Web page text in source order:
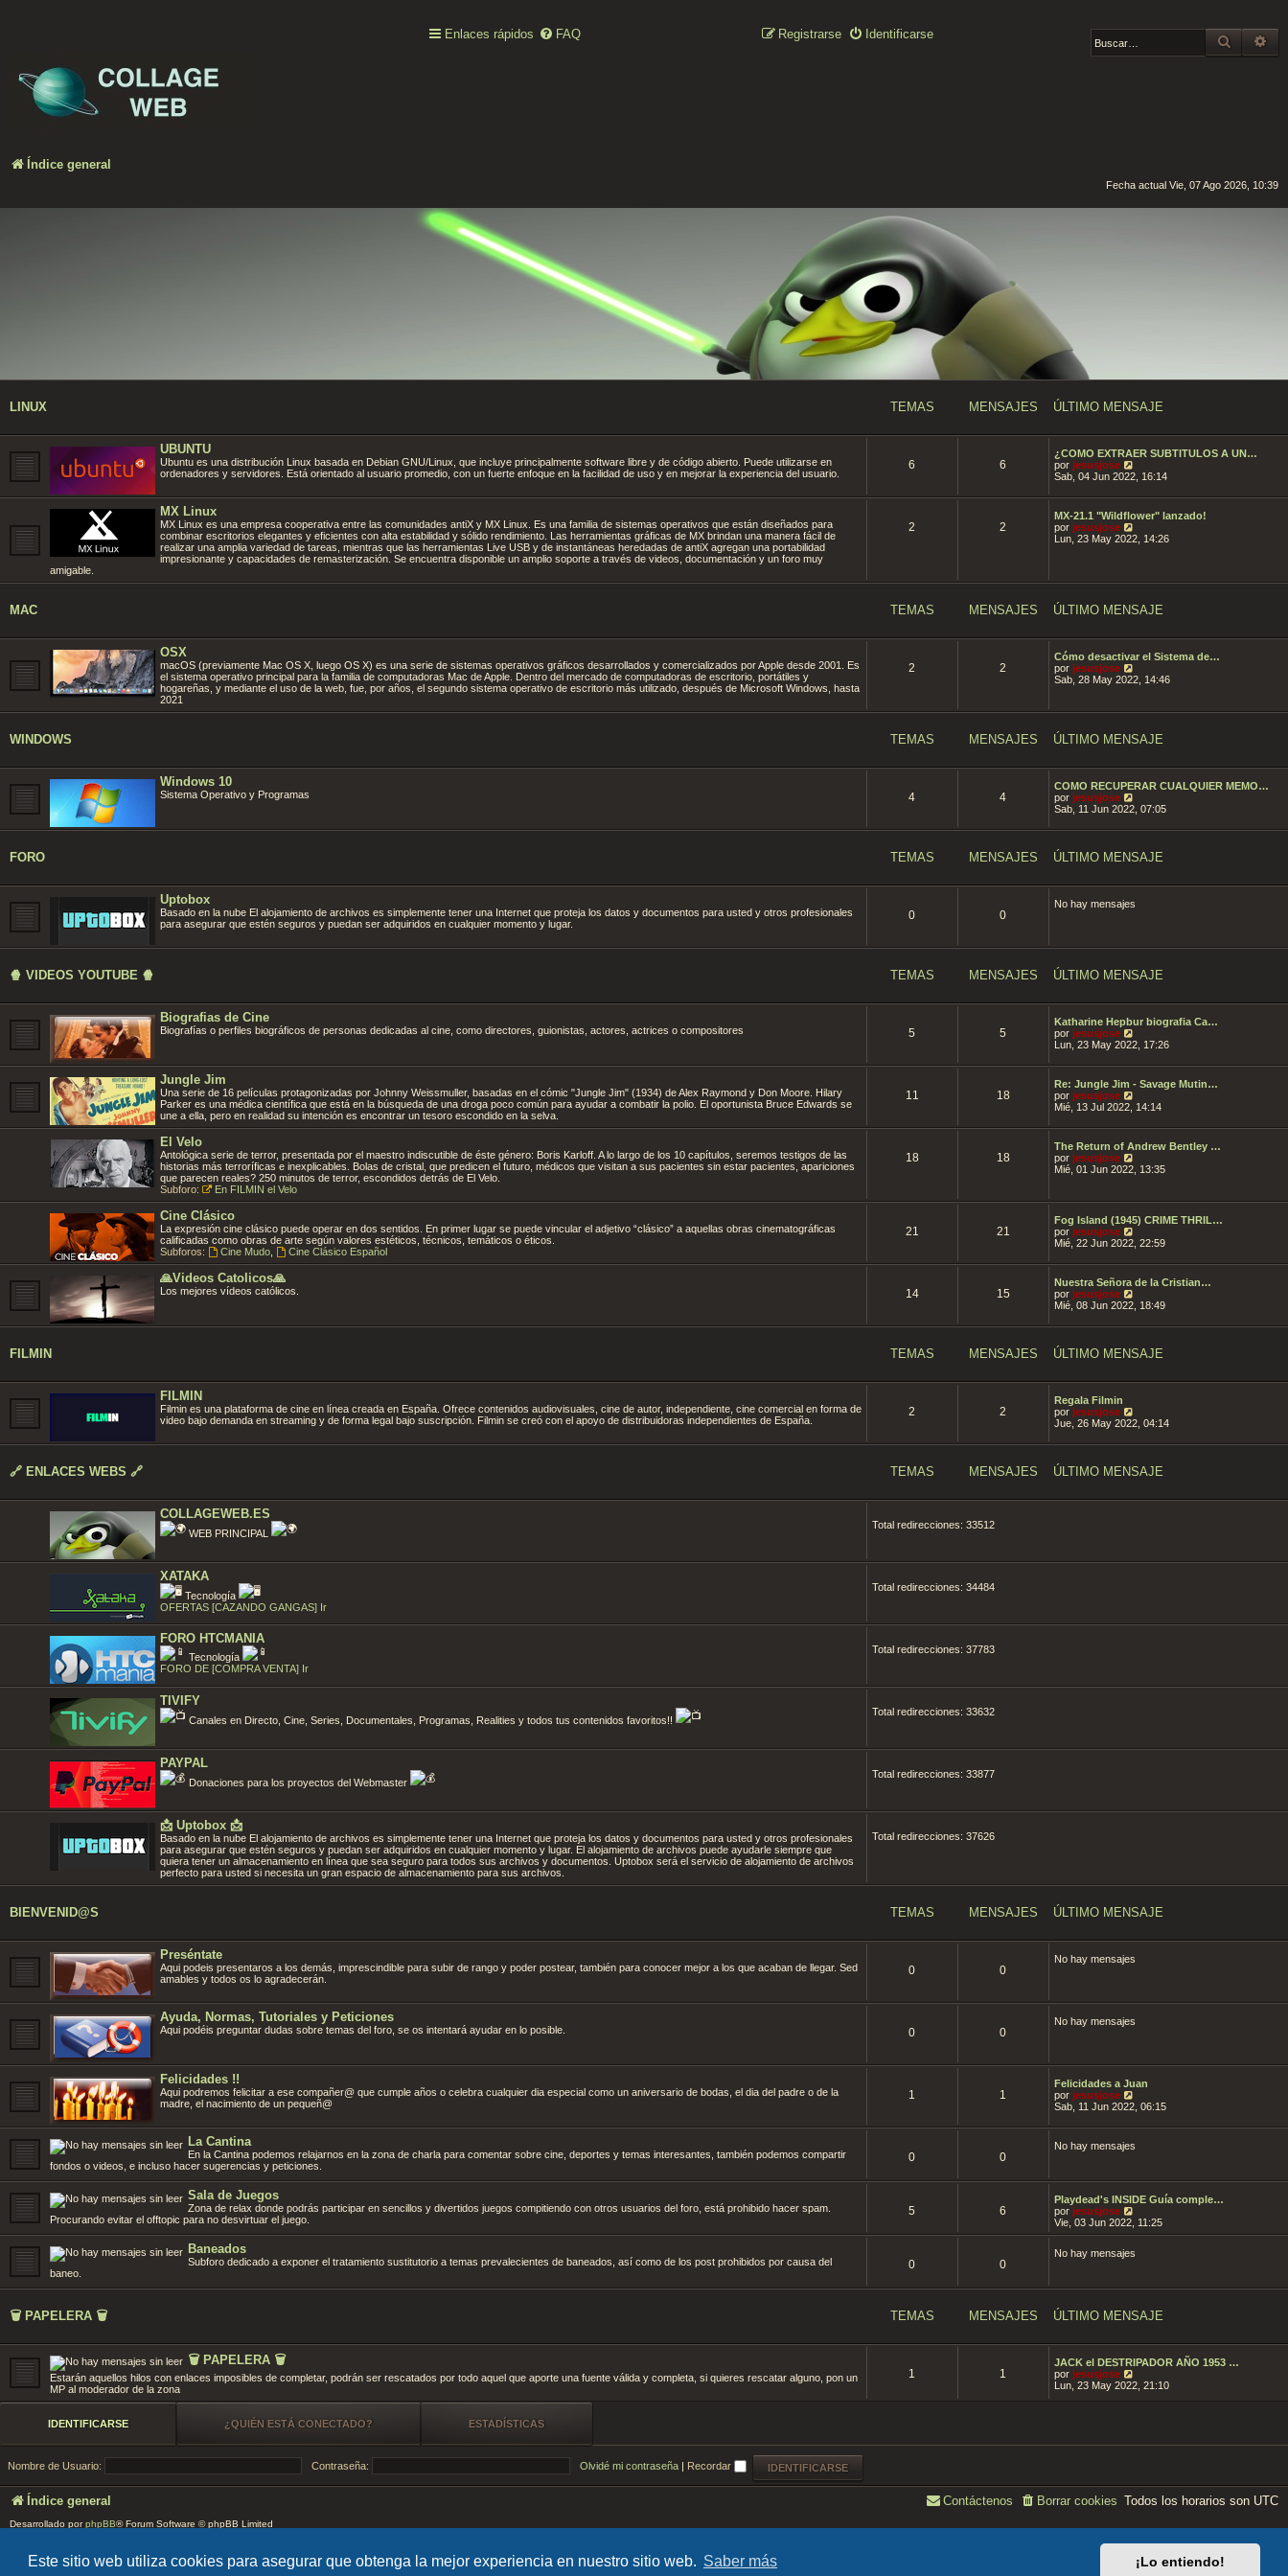
Este sitio web utiliza cookies para asegurar que obtenga la mejor experiencia en nuestro sitio web. Saber más ¡Lo entiendo!
Enlaces rápidos FAQ Identificarse
Registrarse BUSCAR
Índice general
Fecha actual Vie, 07 Ago 2026, 10:39
LINUX TEMAS MENSAJES ÚLTIMO MENSAJE
UBUNTU
Ubuntu es una distribución Linux basada en Debian GNU/Linux, que incluye principalmente software libre y de código abierto. Puede utilizarse en
ordenadores y servidores. Está orientado al usuario promedio, con un fuerte enfoque en la facilidad de uso y en mejorar la experiencia del usuario.
6 6
¿COMO EXTRAER SUBTITULOS A UN…
por jesusjose
e
ú
t
i
m
a
e
Sab, 04 Jun 2022, 16:14
MX Linux
MX Linux es una empresa cooperativa entre las comunidades antiX y MX Linux. Es una familia de sistemas operativos que están diseñados para
combinar escritorios elegantes y eficientes con alta estabilidad y sólido rendimiento. Las herramientas gráficas de MX brindan una manera fácil de
realizar una amplia variedad de tareas, mientras que las herramientas Live USB y de instantáneas heredadas de antiX agregan una portabilidad
impresionante y capacidades de remasterización. Se encuentra disponible un amplio soporte a través de videos, documentación y un foro muy
amigable.
2 2
MX-21.1 "Wildflower" lanzado!
por jesusjose
e
t
m
o
e
n
s
a
j
Lun, 23 May 2022, 14:26
MAC TEMAS MENSAJES ÚLTIMO MENSAJE
OSX
macOS (previamente Mac OS X, luego OS X) es una serie de sistemas operativos gráficos desarrollados y comercializados por Apple desde 2001. Es
el sistema operativo principal para la familia de computadoras Mac de Apple. Dentro del mercado de computadoras de escritorio, portátiles y
hogareñas, y mediante el uso de la web, fue, por años, el segundo sistema operativo de escritorio más utilizado, después de Microsoft Windows, hasta
2021
2 2
Cómo desactivar el Sistema de…
por jesusjose
e
l
i
m
m
e
n
s
a
j
Sab, 28 May 2022, 14:46
WINDOWS TEMAS MENSAJES ÚLTIMO MENSAJE
Windows 10
Sistema Operativo y Programas 4 4
COMO RECUPERAR CUALQUIER MEMO…
por jesusjose
e
ú
t
i
o
m
e
a
e
Sab, 11 Jun 2022, 07:05
FORO TEMAS MENSAJES ÚLTIMO MENSAJE
Uptobox
Basado en la nube El alojamiento de archivos es simplemente tener una Internet que proteja los datos y documentos para usted y otros profesionales
para asegurar que estén seguros y puedan ser adquiridos en cualquier momento y lugar.
0 0
No hay mensajes
🍿 VIDEOS YOUTUBE 🍿 TEMAS MENSAJES ÚLTIMO MENSAJE
Biografias de Cine
Biografías o perfiles biográficos de personas dedicadas al cine, como directores, guionistas, actores, actrices o compositores 5 5
Katharine Hepbur biografia Ca…
por jesusjose
e
ú
t
m
e
s
e
Lun, 23 May 2022, 17:26
Jungle Jim
Una serie de 16 películas protagonizadas por Johnny Weissmuller, basadas en el cómic "Jungle Jim" (1934) de Alex Raymond y Don Moore. Hilary
Parker es una médica científica que está en la búsqueda de una droga poco común para ayudar a combatir la polio. El oportunista Bruce Edwards se
une a ella, pero en realidad su intención es encontrar un tesoro escondido en la selva.
11 18
Re: Jungle Jim - Savage Mutin…
por jesusjose
e
ú
t
m
n
a
e
Mié, 13 Jul 2022, 14:14
El Velo
Antológica serie de terror, presentada por el maestro indiscutible de éste género: Boris Karloff. A lo largo de los 10 capítulos, seremos testigos de las
historias más terroríficas e inexplicables. Bolas de cristal, que predicen el futuro, médicos que visitan a sus pacientes sin estar pacientes, apariciones
que parecen reales? 250 minutos de terror, escondidos detrás de El Velo.
Subforo:
En FILMIN el Velo
18 18
The Return of Andrew Bentley …
por jesusjose
l
t
i
m
o
n
a
e
Mié, 01 Jun 2022, 13:35
Cine Clásico
La expresión cine clásico puede operar en dos sentidos. En primer lugar se puede vincular el adjetivo “clásico” a aquellas obras cinematográficas
calificadas como obras de arte según valores estéticos, técnicos, temáticos o éticos.
Subforos:
Cine Mudo, Cine Clásico Español
21 21
Fog Island (1945) CRIME THRIL…
por jesusjose
e
ú
t
m
n
a
Mié, 22 Jun 2022, 22:59
🙏Videos Catolicos🙏
Los mejores vídeos católicos. 14 15
Nuestra Señora de la Cristian…
por jesusjose
ú
t
i
o
n
s
a
e
Mié, 08 Jun 2022, 18:49
FILMIN TEMAS MENSAJES ÚLTIMO MENSAJE
FILMIN
Filmin es una plataforma de cine en línea creada en España. Ofrece contenidos audiovisuales, cine de autor, independiente, cine comercial en forma de
video bajo demanda en streaming y de forma legal bajo suscripción. Filmin se creó con el apoyo de distribuidoras independientes de España.
2 2
Regala Filmin
por jesusjose
e
ú
t
i
o
a
Jue, 26 May 2022, 04:14
🔗 ENLACES WEBS 🔗 TEMAS MENSAJES ÚLTIMO MENSAJE
COLLAGEWEB.ES
WEB PRINCIPAL
Total redirecciones: 33512
XATAKA
Tecnología
OFERTAS [CAZANDO GANGAS] Ir
Total redirecciones: 34484
FORO HTCMANIA
Tecnología
FORO DE [COMPRA VENTA] Ir
Total redirecciones: 37783
TIVIFY
Canales en Directo, Cine, Series, Documentales, Programas, Realities y todos tus contenidos favoritos!!
Total redirecciones: 33632
PAYPAL
Donaciones para los proyectos del Webmaster
Total redirecciones: 33877
📩 Uptobox 📩
Basado en la nube El alojamiento de archivos es simplemente tener una Internet que proteja los datos y documentos para usted y otros profesionales
para asegurar que estén seguros y puedan ser adquiridos en cualquier momento y lugar. El alojamiento de archivos puede ayudarle siempre que
quiera tener un almacenamiento en línea que sea seguro para todos sus archivos y documentos. Uptobox será el servicio de alojamiento de archivos
perfecto para usted si necesita un gran espacio de almacenamiento para sus archivos.
Total redirecciones: 37626
BIENVENID@S TEMAS MENSAJES ÚLTIMO MENSAJE
Preséntate
Aqui podeis presentaros a los demás, imprescindible para subir de rango y poder postear, también para conocer mejor a los que acaban de llegar. Sed
amables y todos os lo agradecerán.
0 0
No hay mensajes
Ayuda, Normas, Tutoriales y Peticiones
Aqui podéis preguntar dudas sobre temas del foro, se os intentará ayudar en lo posible. 0 0
No hay mensajes
Felicidades !!
Aqui podremos felicitar a ese compañer@ que cumple años o celebra cualquier dia especial como un aniversario de bodas, el dia del padre o de la
madre, el nacimiento de un pequeñ@
1 1
Felicidades a Juan
por jesusjose
e
ú
t
o
m
n
j
Sab, 11 Jun 2022, 06:15
La Cantina
En la Cantina podemos relajarnos en la zona de charla para comentar sobre cine, deportes y temas interesantes, también podemos compartir
fondos o videos, e incluso hacer sugerencias y peticiones.
0 0
No hay mensajes
Sala de Juegos
Zona de relax donde podrás participar en sencillos y divertidos juegos compitiendo con otros usuarios del foro, está prohibido hacer spam.
Procurando evitar el offtopic para no desvirtuar el juego.
5 6
Playdead's INSIDE Guía comple…
por jesusjose
e
r
l
m
m
s
a
e
Vie, 03 Jun 2022, 11:25
Baneados
Subforo dedicado a exponer el tratamiento sustitutorio a temas prevalecientes de baneados, así como de los post prohibidos por causa del
baneo.
0 0
No hay mensajes
🗑️ PAPELERA 🗑️ TEMAS MENSAJES ÚLTIMO MENSAJE
🗑️ PAPELERA 🗑️
Estarán aquellos hilos con enlaces imposibles de completar, podrán ser rescatados por todo aquel que aporte una fuente válida y completa, si quieres rescatar alguno, pon un
MP al moderador de la zona
1 1
JACK el DESTRIPADOR AÑO 1953 …
por jesusjose
e
e
n
e
Lun, 23 May 2022, 21:10
IDENTIFICARSE ¿QUIÉN ESTÁ CONECTADO? ESTADÍSTICAS
Nombre de Usuario: Contraseña: Olvidé mi contraseña Recordar
Índice general Todos los horarios son UTC
Borrar cookies
Contáctenos
Desarrollado porphpBB® Forum Software © phpBB Limited
Traducción al español por phpBB España